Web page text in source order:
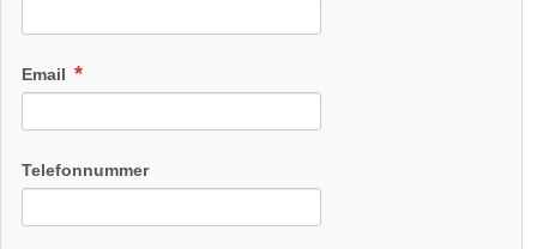
barrierefreie Location Platz für Sektempfang
Video
Broschüre Video der Location
Email
Telefonnummer